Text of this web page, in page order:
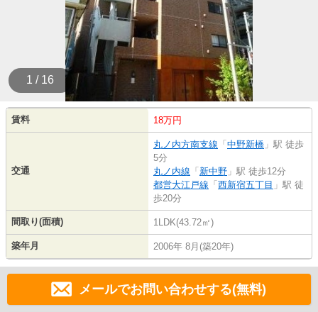
1 / 16
賃料 18万円
交通
丸ノ内方南支線 「 中野新橋 」駅 徒歩
5分
丸ノ内線 「 新中野 」駅 徒歩12分
都営大江戸線 「 西新宿五丁目 」駅 徒
歩20分
間取り(面積) 1LDK(43.72㎡)
築年月 2006年 8月(築20年)
メールでお問い合わせする(無料)